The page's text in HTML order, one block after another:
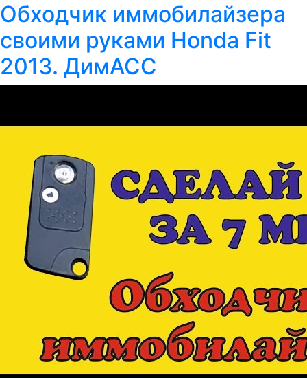
Обходчик иммобилайзера
своими руками Honda Fit
2013. ДимАСС